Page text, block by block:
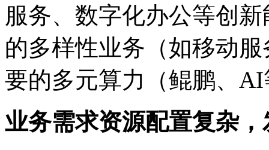
服务、数字化办公等创
的多样性业务（如移动服务
要的多元算力（鲲鹏、
业务需求资源配置复杂